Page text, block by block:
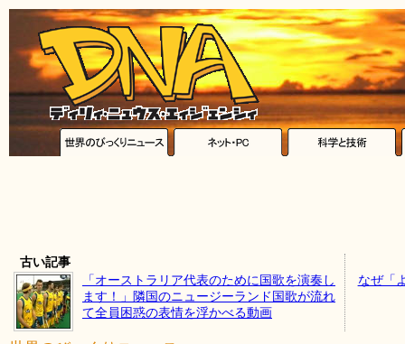
古い記事
「オーストラリア代表のために国歌を演奏し
ます！」隣国のニュージーランド国歌が流れ
て全員困惑の表情を浮かべる動画
なぜ「